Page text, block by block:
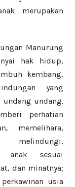
merupakan
Manurung
hak hidup,
kembang,
yang
undang.
perhatian
memelihara,
anak sesuai
dan minatnya;
usia